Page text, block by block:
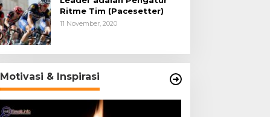
Ritme Tim (Pacesetter)
11 November, 2020
Motivasi & Inspirasi